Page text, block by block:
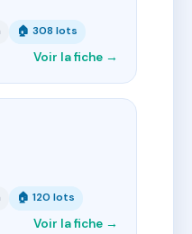
🏠 308 lots
Voir la fiche →
🏠 120 lots
Voir la fiche →